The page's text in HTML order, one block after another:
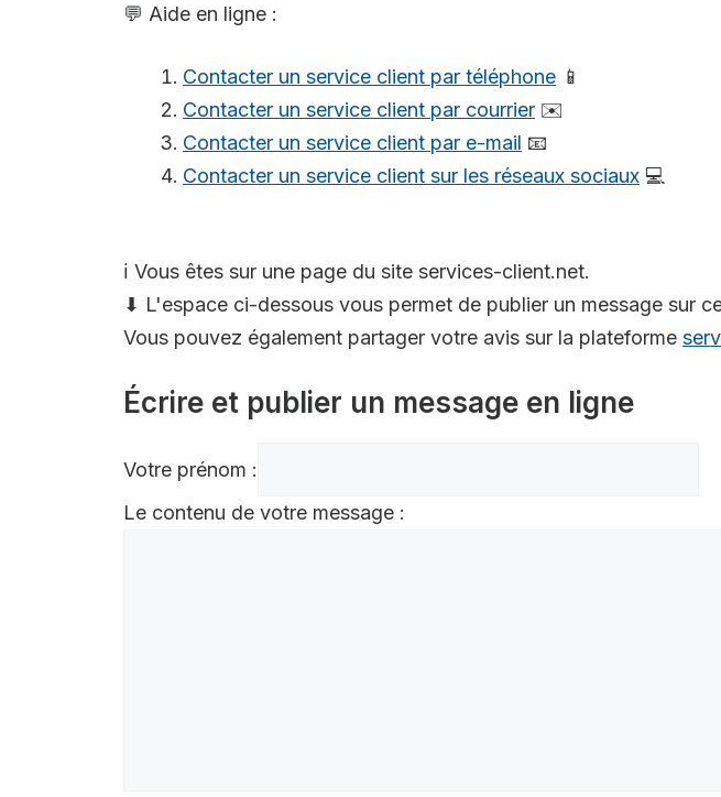
💬 Aide en ligne :
Contacter un service client par téléphone 📱
Contacter un service client par courrier ✉️
Contacter un service client par e-mail 📧
Contacter un service client sur les réseaux sociaux 💻
ℹ️ Vous êtes sur une page du site services-client.net.
⬇ L'espace ci-dessous vous permet de publier un message sur
Vous pouvez également partager votre avis sur la plateforme
Écrire et publier un message en ligne
Votre prénom :
Le contenu de votre message :